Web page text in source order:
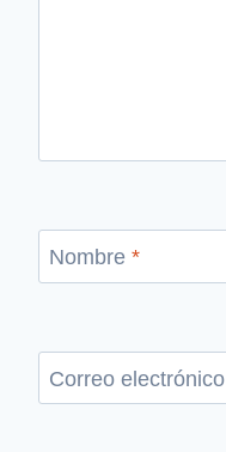
Nombre *
Correo electrónico